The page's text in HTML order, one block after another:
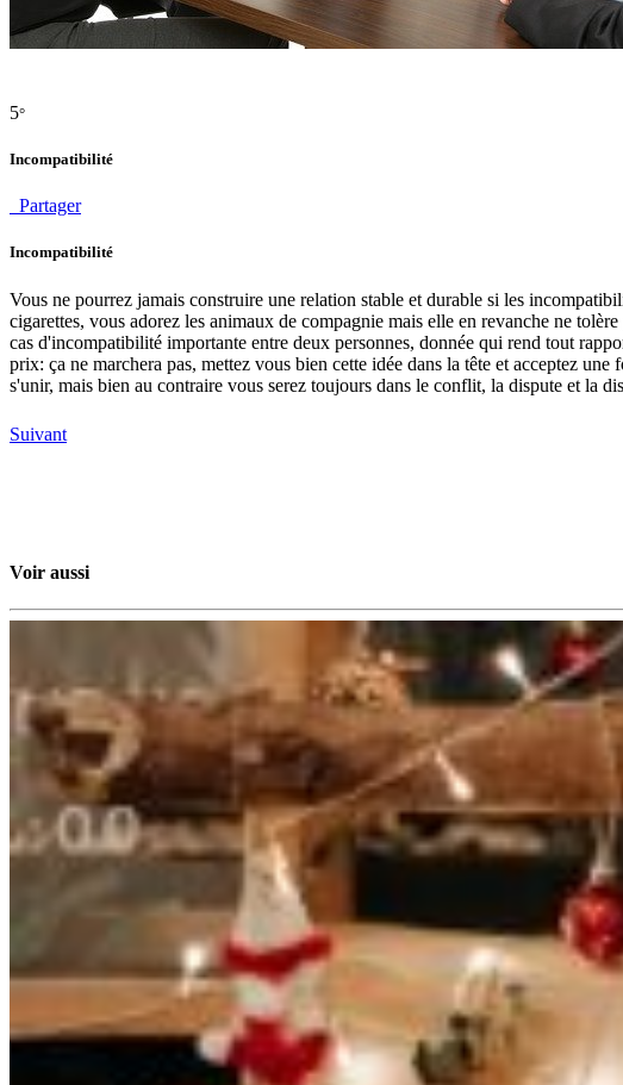
5°
Incompatibilité
Partager
Incompatibilité
Vous ne pourrez jamais construire une relation stable et durable si les
cigarettes, vous adorez les animaux de compagnie mais elle en revanche ne
cas d'incompatibilité importante entre deux personnes, donnée qui rend tout
prix: ça ne marchera pas, mettez vous bien cette idée dans la tête et acceptez
s'unir, mais bien au contraire vous serez toujours dans le conflit, la dispute et la
Suivant
Voir aussi